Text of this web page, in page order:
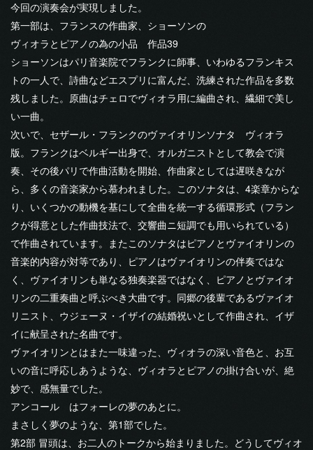
今回の演奏会が実現しました。
第一部は、フランスの作曲家、ショーソンの
ヴィオラとピアノの為の小品 作品39
ショーソンはパリ音楽院でフランクに師事、いわゆるフランキス
トの一人で、詩曲などエスプリに富んだ、洗練された作品を多数
残しました。原曲はチェロでヴィオラ用に編曲され、繊細で美し
い一曲。
次いで、セザール・フランクのヴァイオリンソナタ ヴィオラ
版。フランクはベルギー出身で、オルガニストとして教会で演
奏、その後パリで作曲活動を開始、作曲家としては遅咲きなが
ら、多くの音楽家から慕われました。このソナタは、4楽章からな
り、いくつかの動機を基にして全曲を統一する循環形式（フラン
クが得意とした作曲技法で、交響曲ニ短調でも用いられている）
で作曲されています。またこのソナタはピアノとヴァイオリンの
音楽的内容が対等であり、ピアノはヴァイオリンの伴奏ではな
く、ヴァイオリンも単なる独奏楽器ではなく、ピアノとヴァイオ
リンの二重奏曲と呼ぶべき大曲です。同郷の後輩であるヴァイオ
リニスト、ウジェーヌ・イザイの結婚祝いとして作曲され、イザ
イに献呈された名曲です。
ヴァイオリンとはまた一味違った、ヴィオラの深い音色と、お互
いの音に呼応しあうような、ヴィオラとピアノの掛け合いが、絶
妙で、感無量でした。
アンコール はフォーレの夢のあとに。
まさしく夢のような、第1部でした。
第2部 冒頭は、お二人のトークから始まりました。どうしてヴィオ